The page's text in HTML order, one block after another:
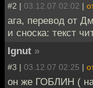
#2 | 03.12.07 02:02 |
ага, перевод от
и сноска: текст
Ignut »
#3 | 03.12.07 02:25 |
он же ГОБЛИН (